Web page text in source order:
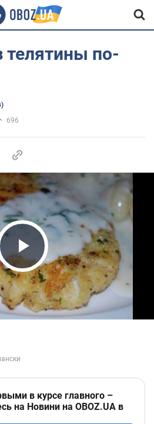
телятины по-
696
Play Video
в курсе главного –
на Новини на OBOZ.UA в